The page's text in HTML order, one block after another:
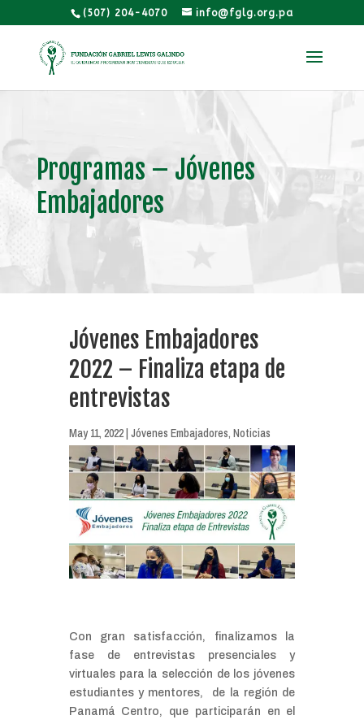
(507) 204-4070 info@fglg.org.pa
Programas – Jóvenes
Embajadores
Jóvenes Embajadores
2022 – Finaliza etapa de
entrevistas
May 11, 2022| Jóvenes Embajadores, Noticias
Con gran satisfacción, finalizamos la
fase de entrevistas presenciales y
virtuales para la selección de los jóvenes
estudiantes y mentores, de la región de
Panamá Centro, que participarán en el